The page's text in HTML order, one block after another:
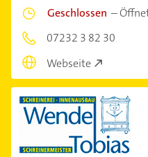
Geschlossen –
07232 3 82 30
Webseite